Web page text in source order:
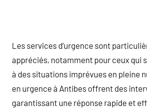
Les services d’urgence sont
appréciés, notamment pour ceux qui
à des situations imprévues en pleine
en urgence à Antibes offrent des
garantissant une réponse rapide et